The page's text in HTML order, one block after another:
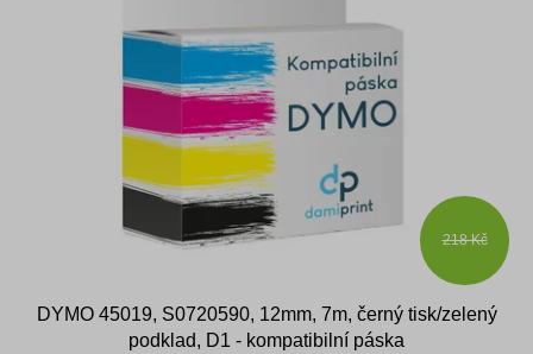
218 Kč
DYMO 45019, S0720590, 12mm, 7m, černý tisk/zelený
podklad, D1 - kompatibilní páska